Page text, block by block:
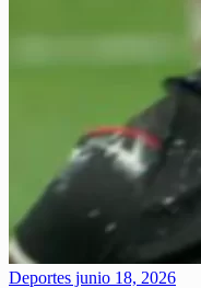
Deportes junio 18, 2026